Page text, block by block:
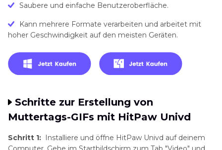
Saubere und einfache Benutzeroberfläche.
Kann mehrere Formate verarbeiten und arbeitet mit
hoher Geschwindigkeit auf den meisten Geräten.
Schritte zur Erstellung von
Muttertags-GIFs mit HitPaw Univd
Schritt 1:
Installiere und öffne HitPaw Univd auf deinem